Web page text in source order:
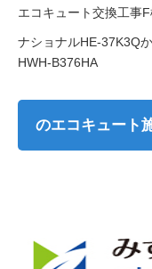
エコキュート交換工事F
ナショナルHE-37K3Q
HWH-B376HA
のエコキュート